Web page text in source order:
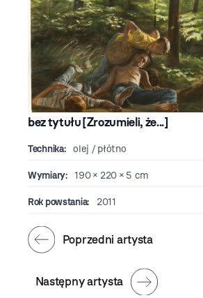
bez tytułu [Zrozumieli, że...]
Technika: olej / płótno
Wymiary: 190 × 220 × 5 cm
Rok powstania: 2011
Następny artysta
Poprzedni artysta